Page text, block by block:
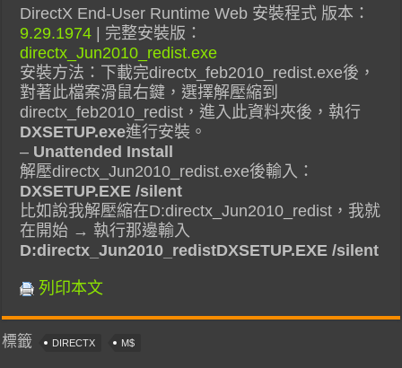
DirectX End-User Runtime Web 安裝程式 版本：
9.29.1974 | 完整安裝版：
directx_Jun2010_redist.exe
安裝方法：下載完directx_feb2010_redist.exe後，
對著此檔案滑鼠右鍵，選擇解壓縮到
directx_feb2010_redist，進入此資料夾後，執行
DXSETUP.exe進行安裝。
– Unattended Install
解壓directx_Jun2010_redist.exe後輸入：
DXSETUP.EXE /silent
比如說我解壓縮在D:directx_Jun2010_redist，我就
在開始 → 執行那邊輸入
D:directx_Jun2010_redistDXSETUP.EXE /silent
列印本文
標籤 DIRECTX M$